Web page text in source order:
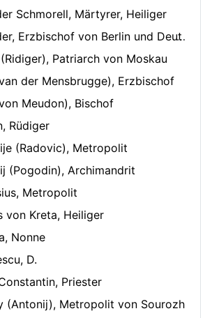
Schmorell, Märtyrer, Heiliger
Erzbischof von Berlin und Deutschland
Patriarch von Moskau
der Mensbrugge), Erzbischof
Meudon), Bischof
Rüdiger
(Radovic), Metropolit
(Pogodin), Archimandrit
Metropolit
von Kreta, Heiliger
Nonne
D.
Priester
(Antonij), Metropolit von Sourozh